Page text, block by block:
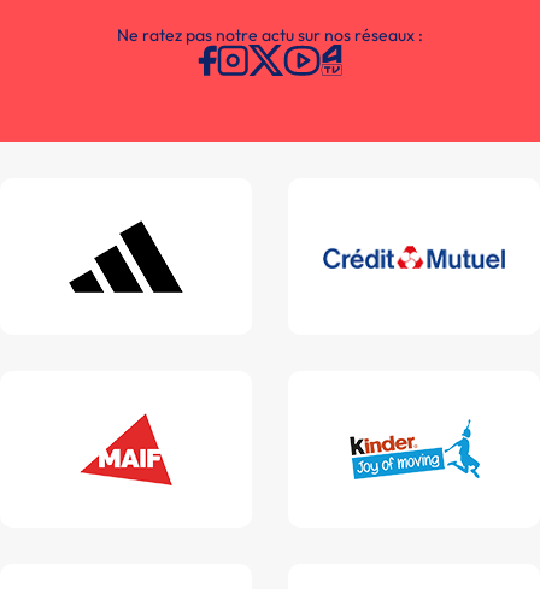
Ne ratez pas notre actu sur nos réseaux :